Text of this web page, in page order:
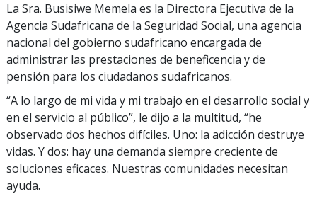
La Sra. Busisiwe Memela es la Directora Ejecutiva de la
Agencia Sudafricana de la Seguridad Social, una agencia
nacional del gobierno sudafricano encargada de
administrar las prestaciones de beneficencia y de
pensión para los ciudadanos sudafricanos.
“A lo largo de mi vida y mi trabajo en el desarrollo social y
en el servicio al público”, le dijo a la multitud, “he
observado dos hechos difíciles. Uno: la adicción destruye
vidas. Y dos: hay una demanda siempre creciente de
soluciones eficaces. Nuestras comunidades necesitan
ayuda.